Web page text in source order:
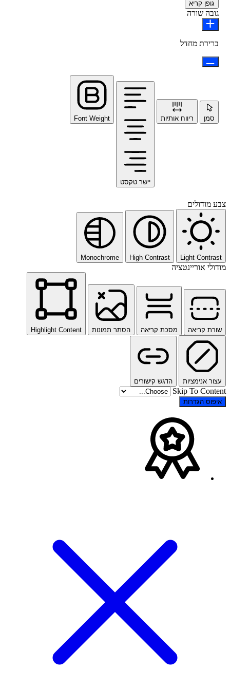
גופן קריא
גובה שורה
ברירת מחדל
סמן ריווח אותיות
יישר טקסט
Font Weight
צבע מודולים
Light Contrast
High Contrast
Monochrome
מודולי אוריינטציה
שורת קריאה מסכת קריאה הסתר תמונות Highlight Content
עצור אנימציות הדגש קישורים
Skip To Content
איפוס הגדרות